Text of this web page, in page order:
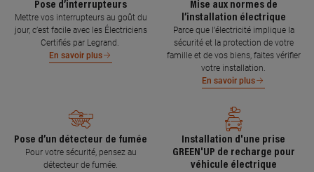
Pose d’interrupteurs
Mettre vos interrupteurs au goût du
jour, c’est facile avec les Électriciens
Certifiés par Legrand.
En savoir plus
Mise aux normes de
l’installation électrique
Parce que l’électricité implique la
sécurité et la protection de votre
famille et de vos biens, faites vérifier
votre installation.
En savoir plus
Pose d’un détecteur de fumée
Pour votre sécurité, pensez au
détecteur de fumée.
Installation d'une prise
GREEN'UP de recharge pour
véhicule électrique